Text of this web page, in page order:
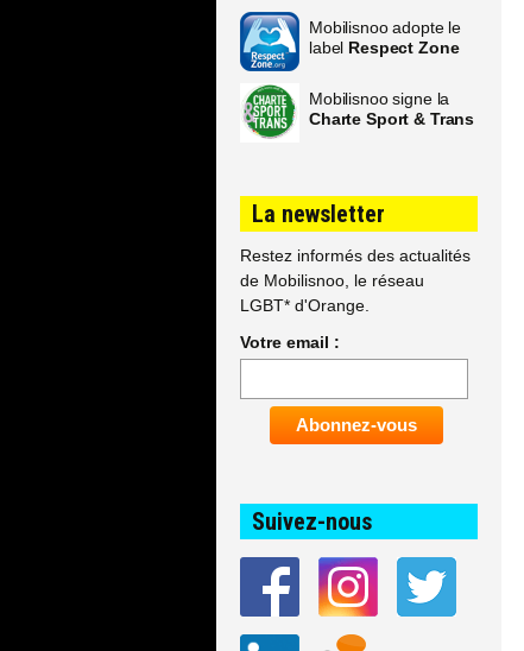
Mobilisnoo adopte le
label Respect Zone
Mobilisnoo signe la
Charte Sport & Trans
La newsletter
Restez informés des actualités
de Mobilisnoo, le réseau
LGBT* d'Orange.
Votre email :
Suivez-nous